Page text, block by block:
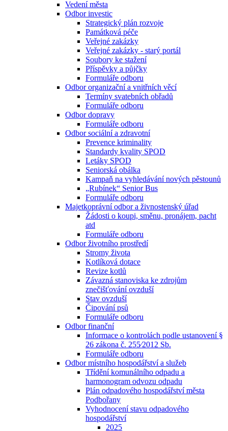
Vedení města
Odbor investic
Strategický plán rozvoje
Památková péče
Veřejné zakázky
Veřejné zakázky - starý portál
Soubory ke stažení
Příspěvky a půjčky
Formuláře odboru
Odbor organizační a vnitřních věcí
Termíny svatebních obřadů
Formuláře odboru
Odbor dopravy
Formuláře odboru
Odbor sociální a zdravotní
Prevence kriminality
Standardy kvality SPOD
Letáky SPOD
Seniorská obálka
Kampaň na vyhledávání nových pěstounů
„Rubínek“ Senior Bus
Formuláře odboru
Majetkoprávní odbor a živnostenský úřad
Žádosti o koupi, směnu, pronájem, pacht
atd
Formuláře odboru
Odbor životního prostředí
Stromy života
Kotlíková dotace
Revize kotlů
Závazná stanoviska ke zdrojům
znečišťování ovzduší
Stav ovzduší
Čipování psů
Formuláře odboru
Odbor finanční
Informace o kontrolách podle ustanovení §
26 zákona č. 255⁄2012 Sb.
Formuláře odboru
Odbor místního hospodářství a služeb
Třídění komunálního odpadu a
harmonogram odvozu odpadu
Plán odpadového hospodářství města
Podbořany
Vyhodnocení stavu odpadového
hospodářství
2025